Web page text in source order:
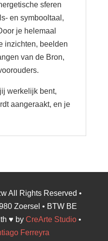
sferen
en symbooltaal,
je helemaal
inzichten, beelden
van de Bron,
werkelijk bent,
aangeraakt, en je
All Rights Reserved •
Zoersel • BTW BE
♥ by CreArte Studio•
Ferreyra